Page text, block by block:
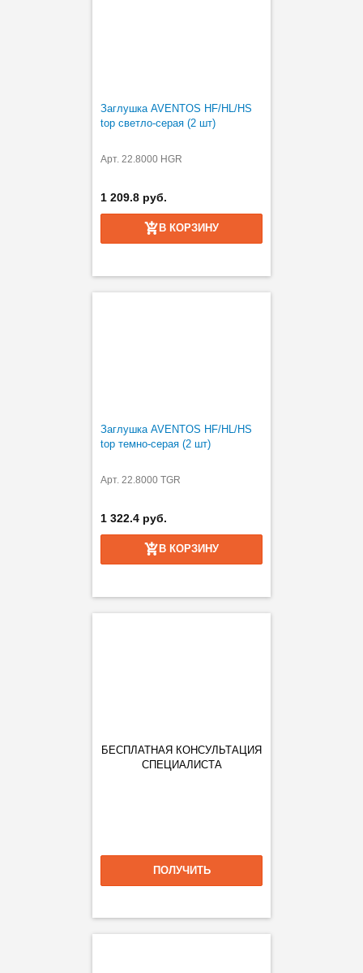
Заглушка AVENTOS HF/HL/HS
top светло-серая (2 шт)
Арт. 22.8000 HGR
1 209.8 руб.
В КОРЗИНУ
Заглушка AVENTOS HF/HL/HS
top темно-серая (2 шт)
Арт. 22.8000 TGR
1 322.4 руб.
В КОРЗИНУ
БЕСПЛАТНАЯ КОНСУЛЬТАЦИЯ
СПЕЦИАЛИСТА
ПОЛУЧИТЬ